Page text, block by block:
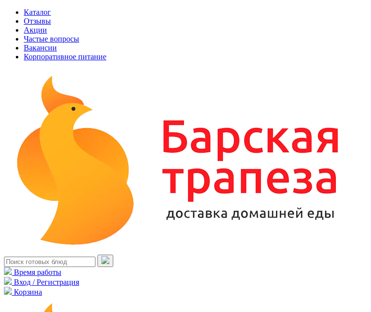
Каталог
Отзывы
Акции
Частые вопросы
Вакансии
Корпоративное питание
Время работы
Вход / Регистрация
Корзина